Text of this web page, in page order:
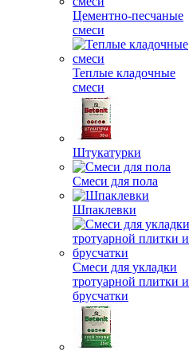
Цементно-песчаные
смеси
Теплые кладочные
смеси
Штукатурки
Смеси для пола
Шпаклевки
Смеси для укладки
тротуарной плитки и
брусчатки